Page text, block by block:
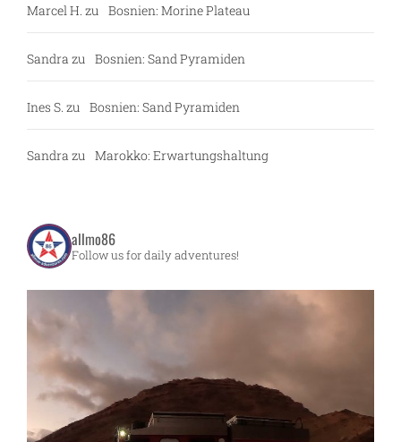
Marcel H. zu Bosnien: Morine Plateau
Sandra zu Bosnien: Sand Pyramiden
Ines S. zu Bosnien: Sand Pyramiden
Sandra zu Marokko: Erwartungshaltung
allmo86
Follow us for daily adventures!